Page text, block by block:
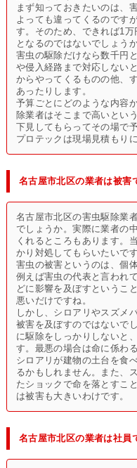
まず知っておきたいのは、
よっても違ってくるのです
す。そのため、できれば1
となるのではないでしょうか
害虫の駆除だけなら数千円
や侵入経路まで対応しない
からやってくるものの他、
あったりします。
予算ごとにどのような内容
除業者はそこまで高いとい
下見してもらってその場で
プロテックは現場見積もり
名古屋市北区の業者は被害
名古屋市北区の害虫駆除業
でしょうか。実際に業者の
くれるところもあります。
かり対処してもらいたいです
害虫の被害というのは、個
例えば害虫の代表と言われ
どに影響を及ぼすというこ
悪いだけですね。
しかし、シロアリやスズメ
被害を及ぼすのではないで
に駆除をしっかりしないと
す。最悪の場合は命に係わ
シロアリが建物の土台を食
るかもしれません。また、
たショックで命を落とすこ
は被害も大きいわけです。
名古屋市北区の業者は社員